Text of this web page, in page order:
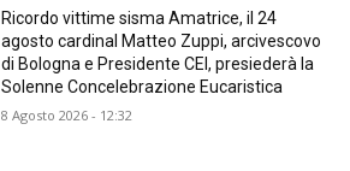
Ricordo vittime sisma Amatrice, il 24
agosto cardinal Matteo Zuppi, arcivescovo
di Bologna e Presidente CEI, presiederà la
Solenne Concelebrazione Eucaristica
8 Agosto 2026 - 12:32